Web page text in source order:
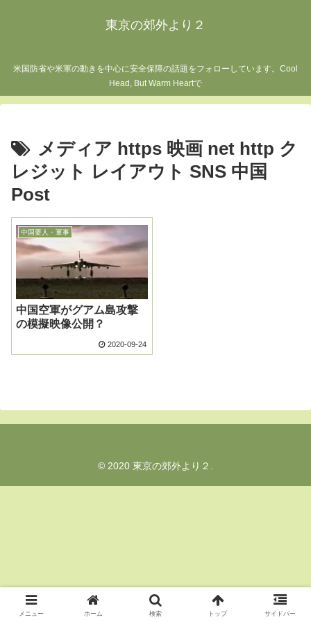
東京の郊外より２
米国防省や米軍の動きを中心に安全保障の話題をフォローしています。Cool
Head, But Warm Heartで
メディア https 映画 net http ク
レジット レイアウト SNS 中国
Post
中国要人・軍事
中国空軍がグアム島攻撃
の模擬映像公開？
2020-09-24
© 2020 東京の郊外より２.
メニュー ホーム 検索 トップ サイドバー